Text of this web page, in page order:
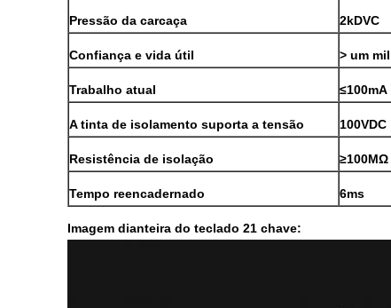
Pressão da carcaça 2kDVC
Confiança e vida útil > um
Trabalho atual ≤100mA
A tinta de isolamento suporta a tensão 100VDC
Resistência de isolação ≥100MΩ
Tempo reencadernado 6ms
Imagem dianteira do teclado 21 chave: